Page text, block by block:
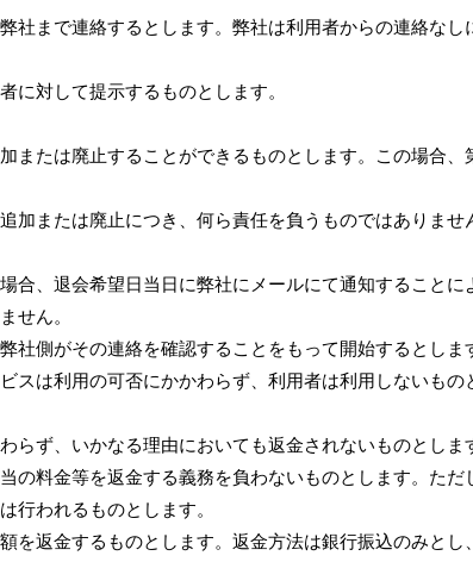
まで連絡するとします。弊社は利用者からの連絡なし
に対して提示するものとします。
または廃止することができるものとします。この場合
または廃止につき、何ら責任を負うものではありませ
合、退会希望日当日に弊社にメールにて通知すること
せん。
側がその連絡を確認することをもって開始するとしま
は利用の可否にかかわらず、利用者は利用しないもの
ず、いかなる理由においても返金されないものとしま
の料金等を返金する義務を負わないものとします。た
行われるものとします。
を返金するものとします。返金方法は銀行振込のみと